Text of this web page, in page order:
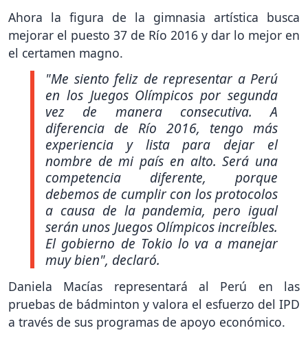
Ahora la figura de la gimnasia artística busca
mejorar el puesto 37 de Río 2016 y dar lo mejor en
el certamen magno.
"Me siento feliz de representar a Perú
en los Juegos Olímpicos por segunda
vez de manera consecutiva. A
diferencia de Río 2016, tengo más
experiencia y lista para dejar el
nombre de mi país en alto. Será una
competencia diferente, porque
debemos de cumplir con los protocolos
a causa de la pandemia, pero igual
serán unos Juegos Olímpicos increíbles.
El gobierno de Tokio lo va a manejar
muy bien", declaró.
Daniela Macías representará al Perú en las
pruebas de bádminton y valora el esfuerzo del IPD
a través de sus programas de apoyo económico.